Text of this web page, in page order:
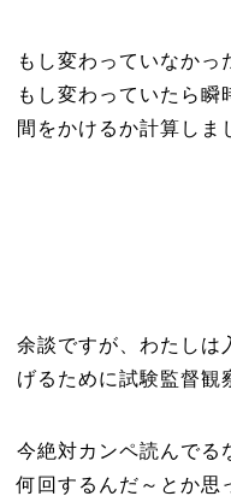
もし変わっていなかっ
もし変わっていたら瞬
間をかけるか計算しま
余談ですが、わたしは
げるために試験監督観
今絶対カンペ読んでる
何回するんだ～とか思